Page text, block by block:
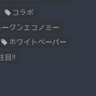
コラボ
ークンエコノミー
ホワイトペーパー
目!!